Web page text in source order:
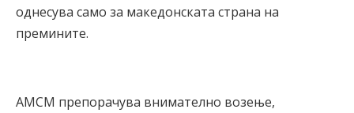
однесува само за македонската страна на
премините.
АМСМ препорачува внимателно возење,